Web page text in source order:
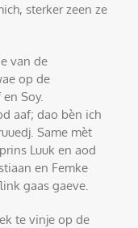
sterker zeen ze
van de
op de
Soy.
aaf; dao bèn ich
Same mèt
Luuk en aod
en Femke
gaas gaeve.
te vinje op de